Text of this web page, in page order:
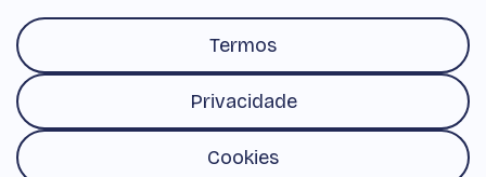
Termos
Privacidade
Cookies